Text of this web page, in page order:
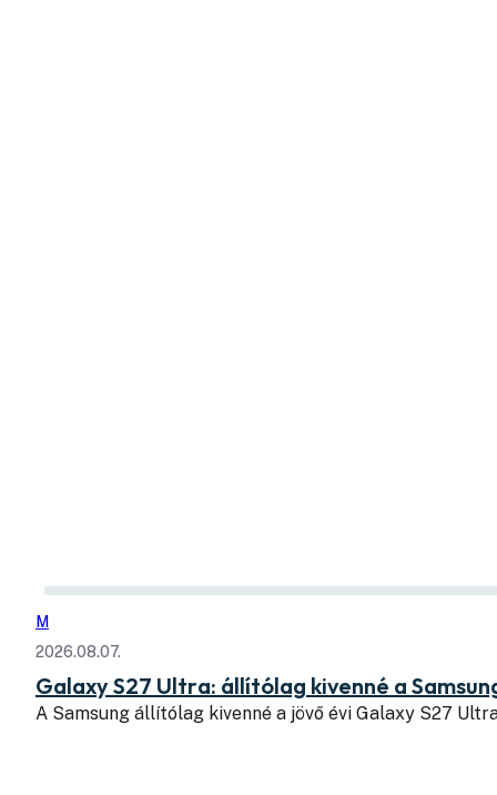
M
2026.08.07.
Galaxy S27 Ultra: állítólag kivenné a
A Samsung állítólag kivenné a jövő évi Galaxy S27